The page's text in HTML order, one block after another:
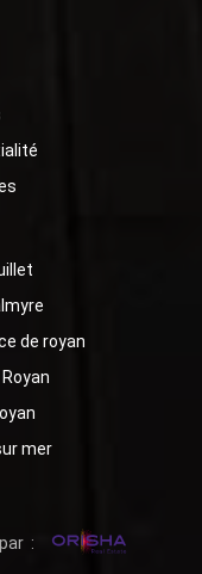
de royan
mer
: